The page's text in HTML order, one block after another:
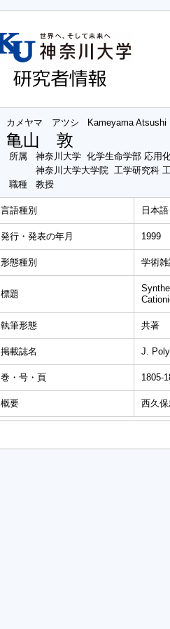
カメヤマ アツシ Kameyama Atsushi
亀山 敦
所属
神奈川大学 化学生命学部 応用
神奈川大学大学院 工学研究科
職種
教授
言語種別 日本語
発行・発表の年月 1999
形態種別 学術
標題
執筆形態 共著
掲載誌名 J.
巻・号・頁 1805-
概要 西久保